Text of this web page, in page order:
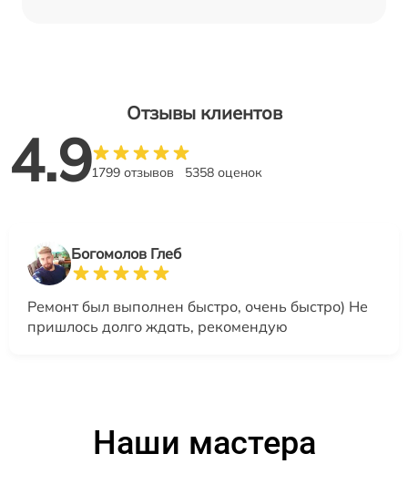
Отзывы клиентов
4.91799 отзывов 5358 оценок
Богомолов Глеб
Ремонт был выполнен быстро, очень быстро) Не
пришлось долго ждать, рекомендую
Наши мастера